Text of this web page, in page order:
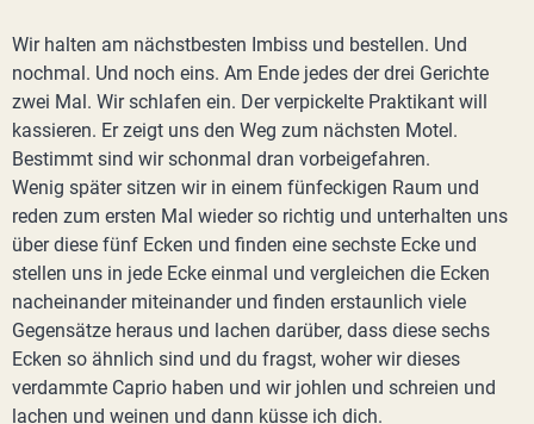
Wir halten am nächstbesten Imbiss und bestellen. Und
nochmal. Und noch eins. Am Ende jedes der drei Gerichte
zwei Mal. Wir schlafen ein. Der verpickelte Praktikant will
kassieren. Er zeigt uns den Weg zum nächsten Motel.
Bestimmt sind wir schonmal dran vorbeigefahren.
Wenig später sitzen wir in einem fünfeckigen Raum und
reden zum ersten Mal wieder so richtig und unterhalten uns
über diese fünf Ecken und finden eine sechste Ecke und
stellen uns in jede Ecke einmal und vergleichen die Ecken
nacheinander miteinander und finden erstaunlich viele
Gegensätze heraus und lachen darüber, dass diese sechs
Ecken so ähnlich sind und du fragst, woher wir dieses
verdammte Caprio haben und wir johlen und schreien und
lachen und weinen und dann küsse ich dich.